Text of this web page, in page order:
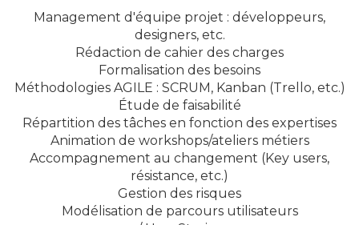
Management d'équipe projet : développeurs,
designers, etc.
Rédaction de cahier des charges
Formalisation des besoins
Méthodologies AGILE : SCRUM, Kanban (Trello, etc.)
Étude de faisabilité
Répartition des tâches en fonction des expertises
Animation de workshops/ateliers métiers
Accompagnement au changement (Key users,
résistance, etc.)
Gestion des risques
Modélisation de parcours utilisateurs